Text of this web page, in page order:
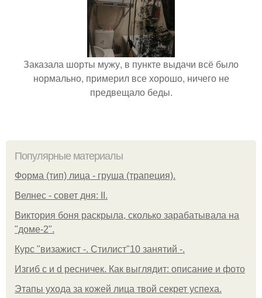
Заказала шорты мужу, в пункте выдачи всё было
нормально, примерил все хорошо, ничего не
предвещало беды.
Популярные материалы
Форма (тип) лица - груша (трапеция).
Велнес - совет дня: II.
Виктория боня раскрыла, сколько зарабатывала на
"доме-2".
Курс "визажист -. Стилист"10 занятий -.
Изгиб c и d ресничек. Как выглядит: описание и фото
Этапы ухода за кожей лица твой секрет успеха.